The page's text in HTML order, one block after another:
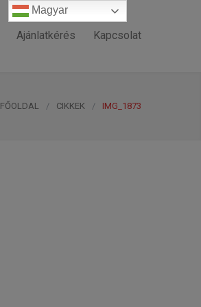
Ajánlatkérés Kapcsolat
FŐOLDAL / CIKKEK / IMG_1873
Magyar